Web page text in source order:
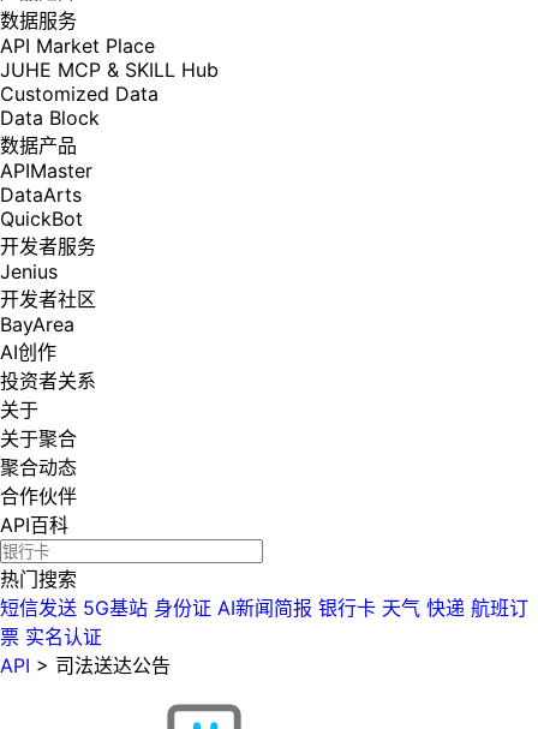
数据服务
API Market Place
JUHE MCP & SKILL Hub
Customized Data
Data Block
数据产品
APIMaster
DataArts
QuickBot
开发者服务
Jenius
开发者社区
BayArea
AI创作
投资者关系
关于
关于聚合
聚合动态
合作伙伴
API百科
热门搜索
短信发送 5G基站 身份证 AI新闻简报 银行卡 天气 快递 航班订
票 实名认证
API > 司法送达公告